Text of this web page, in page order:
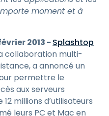
moment et à
2013 - Splashtop
collaboration multi-
a annoncé un
permettre le
aux serveurs
millions d’utilisateurs
leurs PC et Mac en